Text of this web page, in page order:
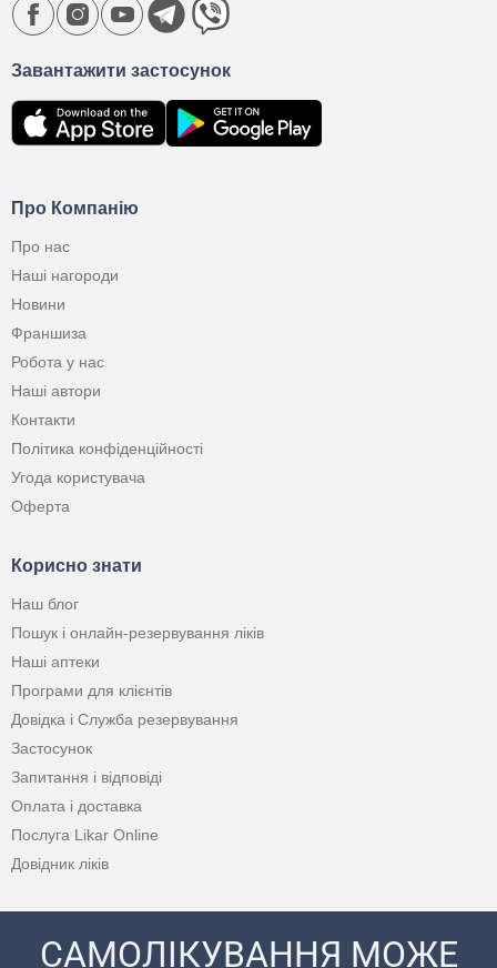
Про Компанію
Про нас
Наші нагороди
Новини
Франшиза
Робота у нас
Наші автори
Контакти
Політика конфіденційності
Угода користувача
Оферта
Корисно знати
Наш блог
Пошук і онлайн-резервування ліків
Наші аптеки
Програми для клієнтів
Довідка і Служба резервування
Застосунок
Запитання і відповіді
Оплата і доставка
Послуга Likar Online
Довідник ліків
Завантажити застосунок
САМОЛІКУВАННЯ МОЖЕ